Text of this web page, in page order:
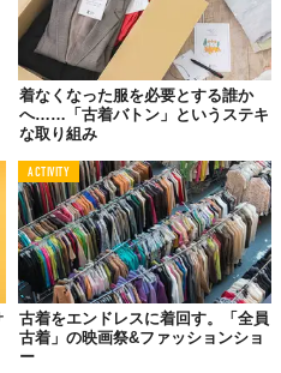
©株式会社ヒューマンフォーラム
）以下のUSED/VINTAGEアイテ
のレンタルが可能。返却も期間
無料）でOKと、うれしい特典も
着なくなった服を必要とする誰か
へ……「古着バトン」というステキ
な取り組み
ACTIVITY
古着をエンドレスに着回す。「全員
古着」の映画祭&ファッションショ
ー